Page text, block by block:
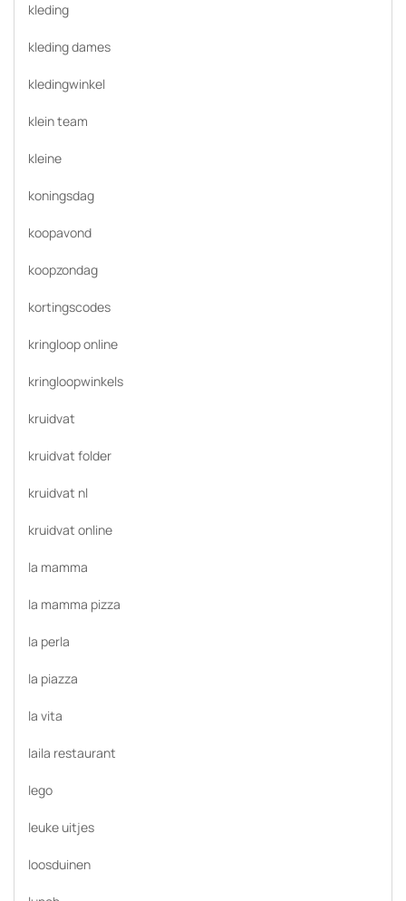
kleding
kleding dames
kledingwinkel
klein team
kleine
koningsdag
koopavond
koopzondag
kortingscodes
kringloop online
kringloopwinkels
kruidvat
kruidvat folder
kruidvat nl
kruidvat online
la mamma
la mamma pizza
la perla
la piazza
la vita
laila restaurant
lego
leuke uitjes
loosduinen